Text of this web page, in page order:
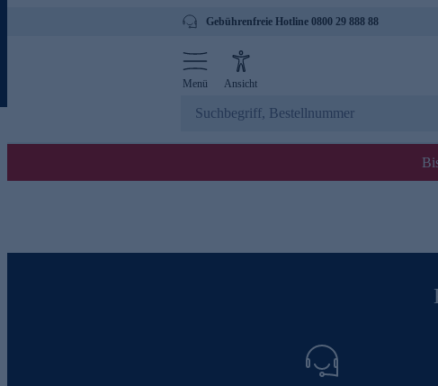
Gebührenfreie Hotline 0800 29 888 88
Menü Ansicht